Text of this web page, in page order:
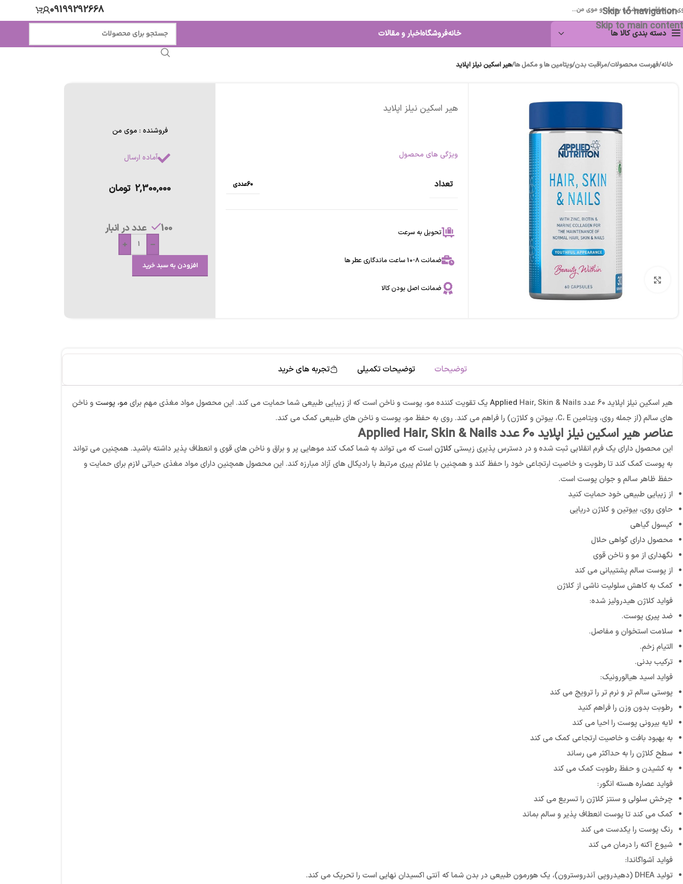
Skip to navigation
Skip to main content
من مراقب همیشگی پوست و موی من... 09199292668
دسته بندی کالا ها خانهفروشگاهاخبار و مقالات
خانه/فهرست محصولات/مراقبت بدن/ویتامین ها و مکمل ها/هیر اسکین نیلز اپلاید
برای بزرگنمایی کلیک کنید
هیر اسکین نیلز اپلاید
ویژگی های محصول
تعداد 60عددی
تحویل به سرعت
ضمانت 8-10 ساعت ماندگاری عطر ها
ضمانت اصل بودن کالا
فروشنده : موی من
آماده ارسال
2,300,000 تومان
100 عدد در انبار
-
+
افزودن به سبد خرید
توضیحات توضیحات تکمیلی تجربه های خرید
هیر اسکین نیلز اپلاید 60 عدد Applied Hair, Skin & Nails یک تقویت کننده مو، پوست و ناخن است که از زیبایی طبیعی شما حمایت می کند. این محصول مواد مغذی مهم برای مو، پوستو ناخن
های سالم (از جمله روی، ویتامین C، E، بیوتن و کلاژن) را فراهم می کند. روی به حفظ مو، پوست و ناخن های طبیعی کمک می کند.
عناصر هیر اسکین نیلز اپلاید 60 عدد Applied Hair, Skin & Nails
این محصول دارای یک فرم انقلابی ثبت شده و در دسترس پذیری زیستیکلاژن است که می تواند به شما کمک کند موهایی پر و براق و ناخن های قوی و انعطاف پذیر داشته باشید. همچنین می تواند
به پوست کمک کند تا رطوبت و خاصیت ارتجاعی خود را حفظ کند و همچنین با علائم پیری مرتبط با رادیکال های آزاد مبارزه کند. این محصول همچنین دارای مواد مغذی حیاتی لازم برای حمایت و
حفظ ظاهر سالم و جوان پوست است.
از زیبایی طبیعی خود حمایت کنید
حاوی روی، بیوتین و کلاژن دریایی
کپسول گیاهی
محصول دارای گواهی حلال
نگهداری از مو و ناخن قوی
از پوست سالم پشتیبانی می کند
کمک به کاهش سلولیت ناشی از کلاژن
فواید کلاژن هیدرولیز شده:
ضد پیری پوست.
سلامت استخوان و مفاصل.
التیام زخم.
ترکیب بدنی.
فواید اسید هیالورونیک:
پوستی سالم تر و نرم تر را ترویج می کند
رطوبت بدون وزن را فراهم کنید
لایه بیرونی پوست را احیا می کند
به بهبود بافت و خاصیت ارتجاعی کمک می کند
سطح کلاژن را به حداکثر می رساند
به کشیدن و حفظ رطوبت کمک می کند
فواید عصاره هسته انگور:
چرخش سلولی و سنتز کلاژن را تسریع می کند
کمک می کند تا پوست انعطاف پذیر و سالم بماند
رنگ پوست را یکدست می کند
شیوع آکنه را درمان می کند
فواید آشواگاندا:
تولید DHEA (دهیدروپی آندروسترون)، یک هورمون طبیعی در بدن شما که آنتی اکسیدان نهایی است را تحریک می کند.